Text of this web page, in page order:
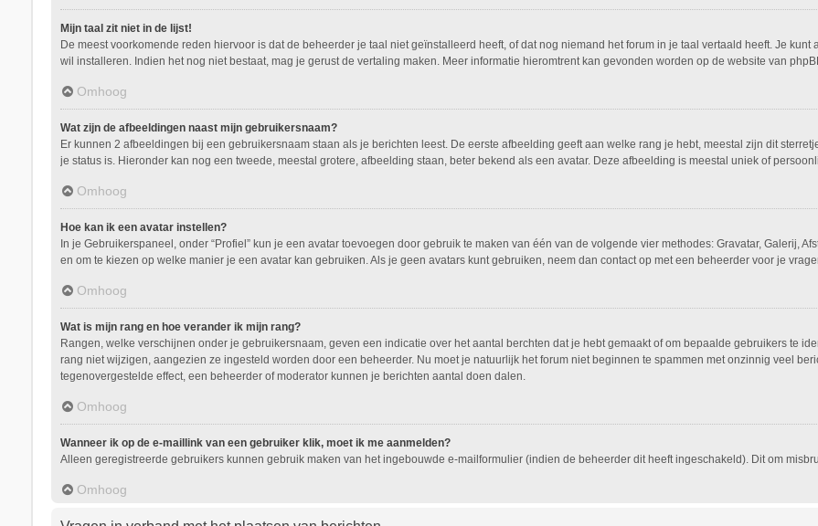
Mijn taal zit niet in de lijst!
De meest voorkomende reden hiervoor is dat de beheerder je taal niet geïnstalleerd heeft, of dat nog niemand het forum in je taal vertaald heeft. Je
wil installeren. Indien het nog niet bestaat, mag je gerust de vertaling maken. Meer informatie hieromtrent kan gevonden worden op de website van
Omhoog
Wat zijn de afbeeldingen naast mijn gebruikersnaam?
Er kunnen 2 afbeeldingen bij een gebruikersnaam staan als je berichten leest. De eerste afbeelding geeft aan welke rang je hebt, meestal zijn dit
je status is. Hieronder kan nog een tweede, meestal grotere, afbeelding staan, beter bekend als een avatar. Deze afbeelding is meestal uniek of
Omhoog
Hoe kan ik een avatar instellen?
In je Gebruikerspaneel, onder “Profiel” kun je een avatar toevoegen door gebruik te maken van één van de volgende vier methodes: Gravatar, Galerij,
en om te kiezen op welke manier je een avatar kan gebruiken. Als je geen avatars kunt gebruiken, neem dan contact op met een beheerder voor je
Omhoog
Wat is mijn rang en hoe verander ik mijn rang?
Rangen, welke verschijnen onder je gebruikersnaam, geven een indicatie over het aantal berchten dat je hebt gemaakt of om bepaalde gebruikers te
rang niet wijzigen, aangezien ze ingesteld worden door een beheerder. Nu moet je natuurlijk het forum niet beginnen te spammen met onzinnig veel
tegenovergestelde effect, een beheerder of moderator kunnen je berichten aantal doen dalen.
Omhoog
Wanneer ik op de e-maillink van een gebruiker klik, moet ik me aanmelden?
Alleen geregistreerde gebruikers kunnen gebruik maken van het ingebouwde e-mailformulier (indien de beheerder dit heeft ingeschakeld). Dit om
Omhoog